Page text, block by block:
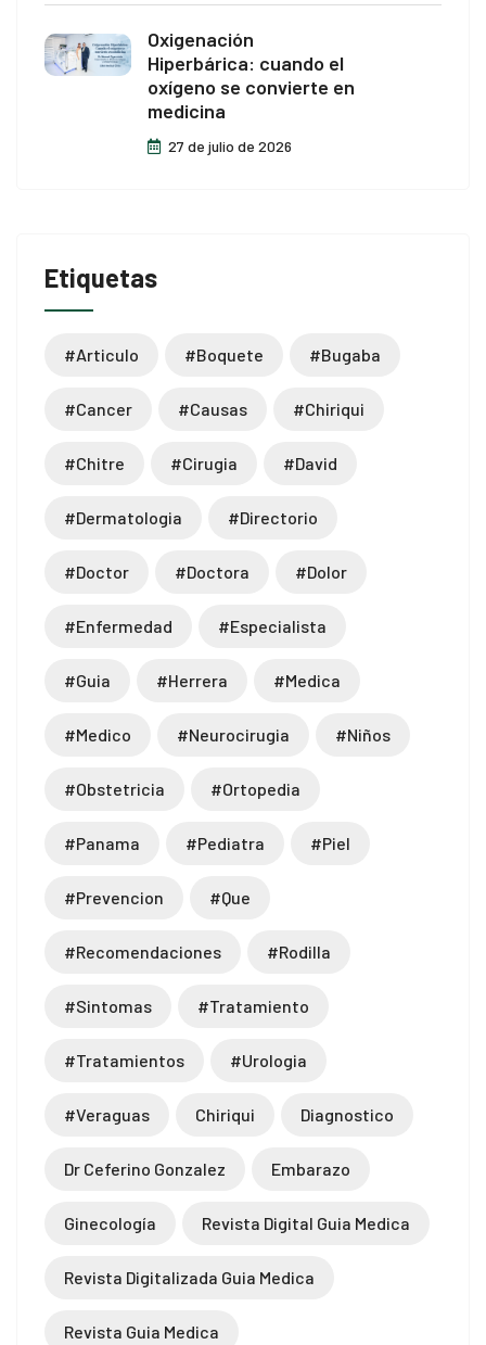
Oxigenación
Hiperbárica: cuando el
oxígeno se convierte en
medicina
27 de julio de 2026
Etiquetas
#articulo #boquete #bugaba
#cancer #causas #chiriqui
#chitre #cirugia #david
#dermatologia #directorio
#doctor #doctora #dolor
#enfermedad #especialista
#guia #herrera #medica
#medico #neurocirugia #niños
#obstetricia #ortopedia
#panama #pediatra #piel
#prevencion #que
#recomendaciones #rodilla
#sintomas #tratamiento
#tratamientos #urologia
#veraguas Chiriqui Diagnostico
Dr Ceferino Gonzalez Embarazo
Ginecología Revista Digital Guia Medica
Revista Digitalizada Guia Medica
Revista Guia Medica